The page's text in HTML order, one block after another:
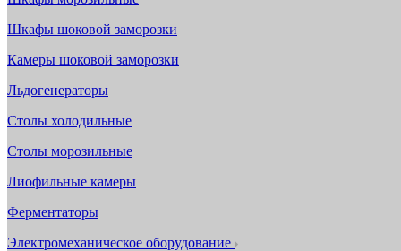
Шкафы шоковой заморозки
Камеры шоковой заморозки
Льдогенераторы
Столы холодильные
Столы морозильные
Лиофильные камеры
Ферментаторы
Электромеханическое оборудование